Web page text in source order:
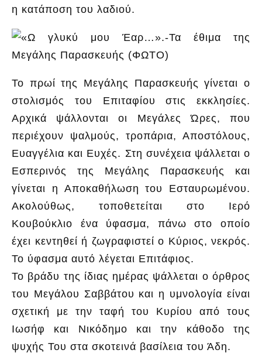
η κατάποση του λαδιού.
Το πρωί της Μεγάλης Παρασκευής γίνεται ο
στολισμός του Επιταφίου στις εκκλησίες.
Αρχικά ψάλλονται οι Μεγάλες Ώρες, που
περιέχουν ψαλμούς, τροπάρια, Αποστόλους,
Ευαγγέλια και Ευχές. Στη συνέχεια ψάλλεται ο
Εσπερινός της Μεγάλης Παρασκευής και
γίνεται η Αποκαθήλωση του Εσταυρωμένου.
Ακολούθως, τοποθετείται στο Ιερό
Κουβούκλιο ένα ύφασμα, πάνω στο οποίο
έχει κεντηθεί ή ζωγραφιστεί ο Κύριος, νεκρός.
Το ύφασμα αυτό λέγεται Επιτάφιος.
Το βράδυ της ίδιας ημέρας ψάλλεται ο όρθρος
του Μεγάλου Σαββάτου και η υμνολογία είναι
σχετική με την ταφή του Κυρίου από τους
Ιωσήφ και Νικόδημο και την κάθοδο της
ψυχής Του στα σκοτεινά βασίλεια του Άδη.